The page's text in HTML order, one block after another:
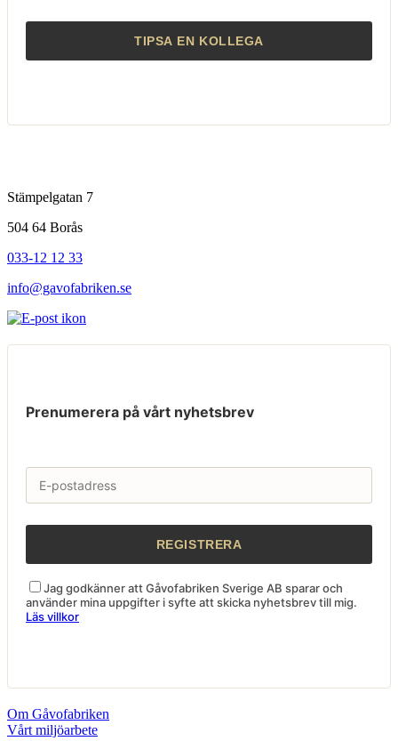
Stämpelgatan 7
504 64 Borås
033-12 12 33
info@gavofabriken.se
Prenumerera på vårt nyhetsbrev
Jag godkänner att Gåvofabriken Sverige AB sparar och
använder mina uppgifter i syfte att skicka nyhetsbrev till mig.
Läs villkor
Om Gåvofabriken
Vårt miljöarbete